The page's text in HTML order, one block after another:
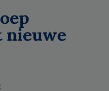
nieuwe